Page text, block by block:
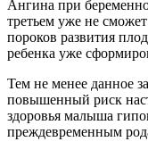
Ангина при
третьем уже не
пороков развития
ребенка уже
Тем не менее данное
повышенный риск
здоровья малыша
преждевременным